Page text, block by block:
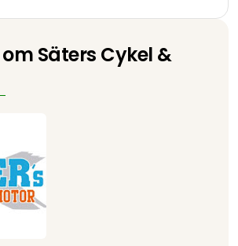
Säters Cykel &